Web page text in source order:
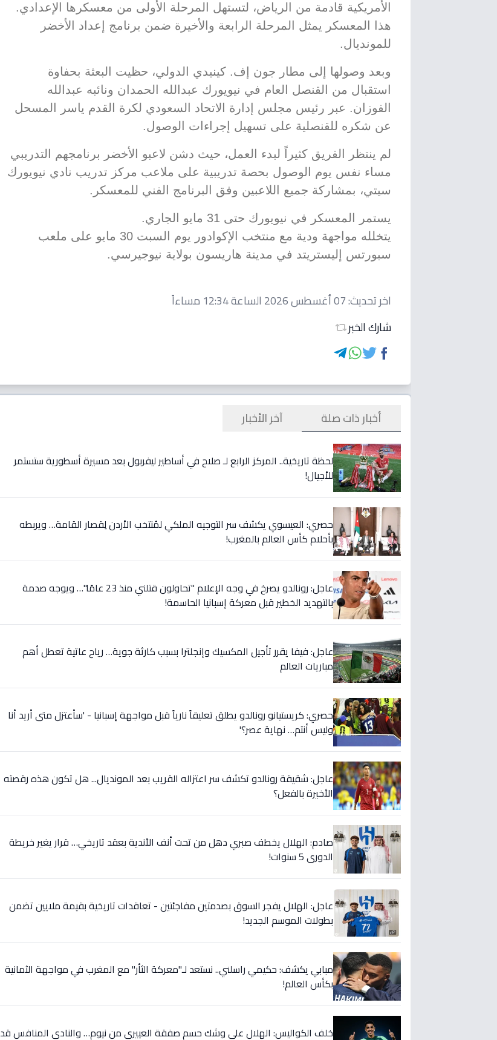
الأمريكية قادمة من الرياض، لتستهل المرحلة الأولى من معسكرها الإعدادي.
هذا المعسكر يمثل المرحلة الرابعة والأخيرة ضمن برنامج إعداد الأخضر
للمونديال.
وبعد وصولها إلى مطار جون إف. كينيدي الدولي، حظيت البعثة بحفاوة
استقبال من القنصل العام في نيويورك عبدالله الحمدان ونائبه عبدالله
الفوزان. عبر رئيس مجلس إدارة الاتحاد السعودي لكرة القدم ياسر المسحل
عن شكره للقنصلية على تسهيل إجراءات الوصول.
لم ينتظر الفريق كثيراً لبدء العمل، حيث دشن لاعبو الأخضر برنامجهم التدريبي
مساء نفس يوم الوصول بحصة تدريبية على ملاعب مركز تدريب نادي نيويورك
سيتي، بمشاركة جميع اللاعبين وفق البرنامج الفني للمعسكر.
يستمر المعسكر في نيويورك حتى 31 مايو الجاري.
يتخلله مواجهة ودية مع منتخب الإكوادور يوم السبت 30 مايو على ملعب
سبورتس إليستريتد في مدينة هاريسون بولاية نيوجيرسي.
اخر تحديث:07 أغسطس 2026 الساعة 12:34 مساءاً
شارك الخبر
أخبار ذات صلة آخر الأخبار
لحظة تاريخية.. المركز الرابع لـ صلاح في أساطير ليفربول بعد مسيرة أسطورية ستستمر
للأجيال!
حصري: العيسوي يكشف سر التوجيه الملكي لمُنتخب الأردن لِقصار القامة… ويربطه
بأحلام كأس العالم بالمغرب!
عاجل: رونالدو يصرخ في وجه الإعلام "تحاولون قتلني منذ 23 عامًا"… ويوجه صدمة
بالتهديد الخطير قبل معركة إسبانيا الحاسمة!
عاجل: فيفا يقرر تأجيل المكسيك وإنجلترا بسبب كارثة جوية… رياح عاتية تعطل أهم
مباريات العالم
حصري: كريستيانو رونالدو يطلق تعليقاً نارياً قبل مواجهة إسبانيا - 'سأعتزل متى أريد أنا
وليس أنتم… نهاية عصر؟'
عاجل: شقيقة رونالدو تكشف سر اعتزاله القريب بعد المونديال... هل تكون هذه رقصته
الأخيرة بالفعل؟
صادم: الهلال يخطف صبري دهل من تحت أنف الأندية بعقد تاريخي… قرار يغير خريطة
الدوري 5 سنوات!
عاجل: الهلال يفجر السوق بصدمتين مفاجئتين - تعاقدات تاريخية بقيمة ملايين تضمن
بطولات الموسم الجديد!
مبابي يكشف: حكيمي راسلني.. نستعد لـ"معركة الثأر" مع المغرب في مواجهة الثمانية
بكأس العالم!
خلف الكواليس: الهلال على وشك حسم صفقة العييري من نيوم… والنادي المنافس قد